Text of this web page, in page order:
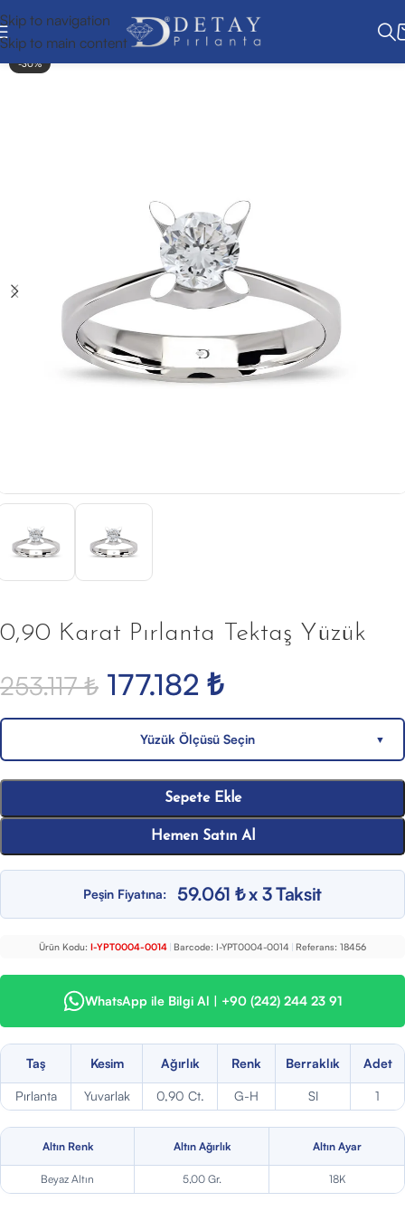
Skip to navigation
Skip to main content
-30%
0,90 Karat Pırlanta Tektaş Yüzük
253.117₺ 177.182 ₺
Yüzük Ölçüsü Seçin ▼
Sepete Ekle
Hemen Satın Al
Peşin Fiyatına: 59.061 ₺ x 3 Taksit
Ürün Kodu: I-YPT0004-0014 | Barcode: I-YPT0004-0014 | Referans: 18456
WhatsApp ile Bilgi Al | +90 (242) 244 23 91
Taş Kesim Ağırlık Renk Berraklık Adet
Pırlanta Yuvarlak 0,90 Ct. G-H SI 1
Altın Renk Altın Ağırlık Altın Ayar
Beyaz Altın 5,00 Gr. 18K